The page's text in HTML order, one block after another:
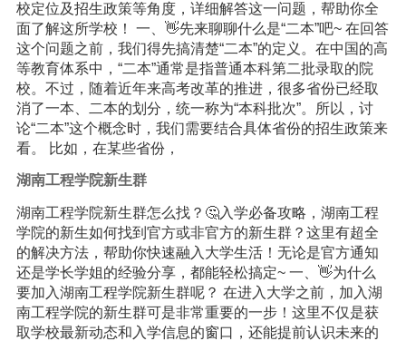
校定位及招生政策等角度，详细解答这一问题，帮助你全
面了解这所学校！ 一、👋先来聊聊什么是“二本”吧~ 在回答
这个问题之前，我们得先搞清楚“二本”的定义。在中国的高
等教育体系中，“二本”通常是指普通本科第二批录取的院
校。不过，随着近年来高考改革的推进，很多省份已经取
消了一本、二本的划分，统一称为“本科批次”。所以，讨
论“二本”这个概念时，我们需要结合具体省份的招生政策来
看。 比如，在某些省份，
湖南工程学院新生群
湖南工程学院新生群怎么找？🤔入学必备攻略，湖南工程
学院的新生如何找到官方或非官方的新生群？这里有超全
的解决方法，帮助你快速融入大学生活！无论是官方通知
还是学长学姐的经验分享，都能轻松搞定~ 一、👋为什么
要加入湖南工程学院新生群呢？ 在进入大学之前，加入湖
南工程学院的新生群可是非常重要的一步！这里不仅是获
取学校最新动态和入学信息的窗口，还能提前认识未来的